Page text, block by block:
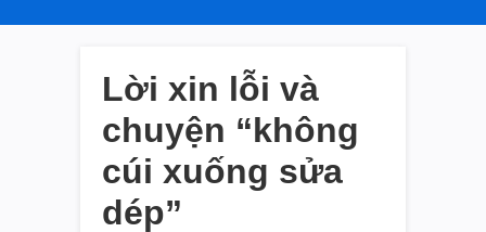
Lời xin lỗi và
chuyện “không
cúi xuống sửa
dép”